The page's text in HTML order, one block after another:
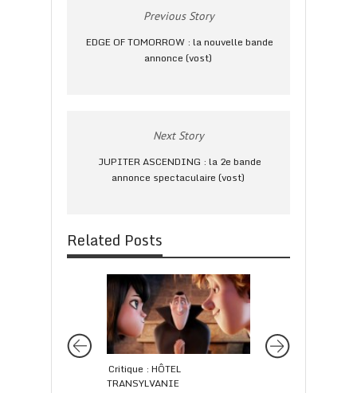
Previous Story
EDGE OF TOMORROW : la nouvelle bande
annonce (vost)
Next Story
JUPITER ASCENDING : la 2e bande
annonce spectaculaire (vost)
Related Posts
Critique : HÔTEL
TRANSYLVANIE